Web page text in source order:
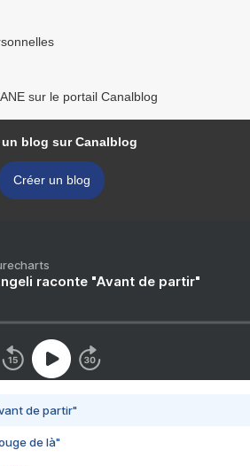
sur le portail Canalblog
un blog sur Canalblog
Créer un blog
raconte "Avant de partir"
de partir"
de là"